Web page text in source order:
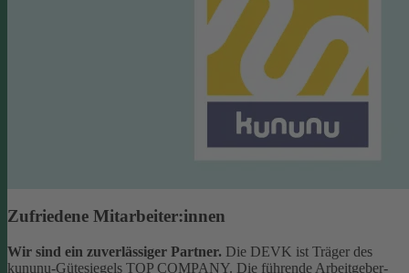
Zufriedene Mitarbeiter:innen
Wir sind ein zuverlässiger Partner. Die DEVK ist Träger des
kununu-Gütesiegels TOP COMPANY. Die führende Arbeitgeber-